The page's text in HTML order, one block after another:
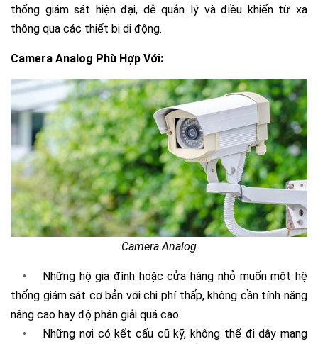
thống giám sát hiện đại, dễ quản lý và điều khiển từ xa
thông qua các thiết bị di động.
Camera Analog Phù Hợp Với:
Camera Analog
•
Những hộ gia đình hoặc cửa hàng nhỏ muốn một hệ
thống giám sát cơ bản với chi phí thấp, không cần tính năng
nâng cao hay độ phân giải quá cao.
•
Những nơi có kết cấu cũ kỹ, không thể đi dây mạng